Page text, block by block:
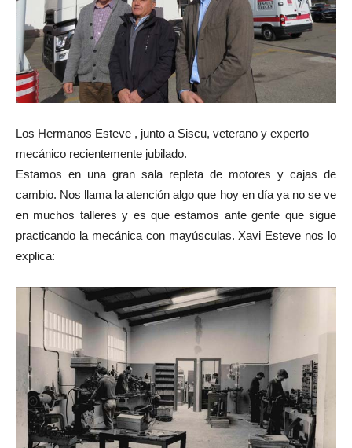
Los Hermanos Esteve , junto a Siscu, veterano y experto
mecánico recientemente jubilado.
Estamos en una gran sala repleta de motores y cajas de
cambio. Nos llama la atención algo que hoy en día ya no se ve
en muchos talleres y es que estamos ante gente que sigue
practicando la mecánica con mayúsculas. Xavi Esteve nos lo
explica: